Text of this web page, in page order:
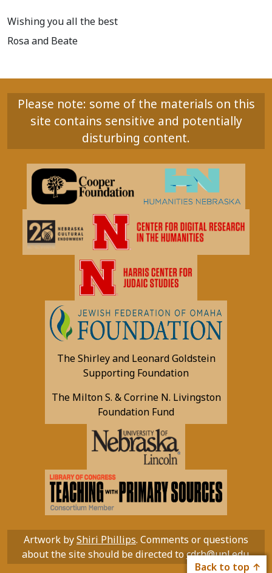
Wishing you all the best
Rosa and Beate
Please note: some of the materials on this
site contains sensitive and potentially
disturbing content.
The Shirley and Leonard Goldstein
Supporting Foundation
The Milton S. & Corrine N. Livingston
Foundation Fund
Artwork byShiri Phillips. Comments or questions
about the site should be directed tocdrh@unl.edu.
Back to top